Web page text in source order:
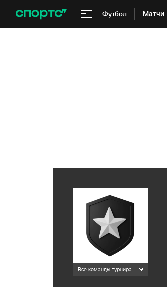
Футбол Матчи
Все команды турнира